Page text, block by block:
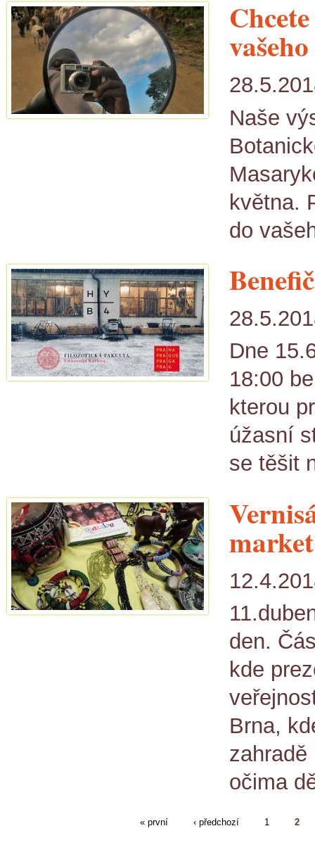
Naše
května.
do
Dne
18:00
kterou
úžasní
se těšit
market
den.
kde
Brna,
očima
« první ‹ předchozí 1 2